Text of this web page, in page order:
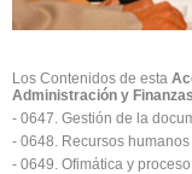
Los Contenidos de esta
Administración y Finanzas
- 0647. Gestión de la
- 0648. Recursos
- 0649. Ofimática y